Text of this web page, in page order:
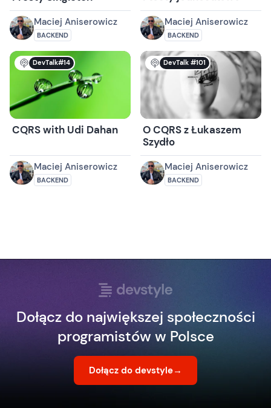
Maciej Aniserowicz
BACKEND
Maciej Aniserowicz
BACKEND
DevTalk#14
CQRS with Udi Dahan
Maciej Aniserowicz
BACKEND
DevTalk #101
O CQRS z Łukaszem
Szydło
Maciej Aniserowicz
BACKEND
Dołącz do największej społeczności
programistów w Polsce
Dołącz do devstyle→